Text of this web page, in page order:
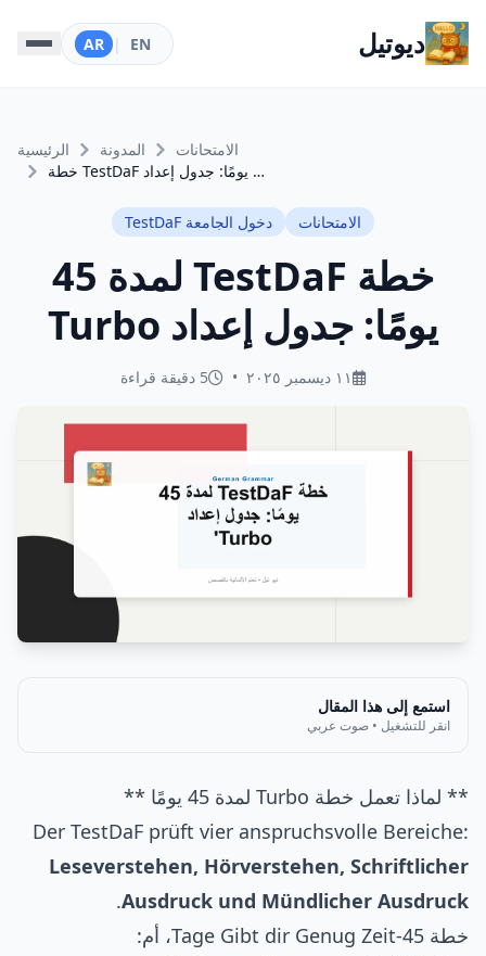
ديوتيل EN
|
AR
الرئيسية المدونة
الامتحانات
خطة TestDaF لمدة 45 يومًا: جدول إعداد Turbo
الامتحانات دخول الجامعة TestDaF
خطة TestDaF لمدة 45
يومًا: جدول إعداد Turbo
١١ ديسمبر ٢٠٢٥ • 5 دقيقة قراءة
استمع إلى هذا المقال
انقر للتشغيل • صوت عربي
** لماذا تعمل خطة Turbo لمدة 45 يومًا **
Der TestDaF prüft vier anspruchsvolle Bereiche:
Leseverstehen, Hörverstehen, Schriftlicher
Ausdruck und Mündlicher Ausdruck
.
خطة 45-Tage Gibt dir Genug Zeit، أم: